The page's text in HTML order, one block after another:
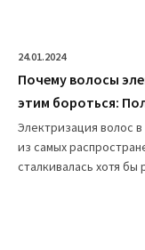
24.01.2024
Почему волосы
этим бороться:
Электризация волос
из самых
сталкивалась хотя бы